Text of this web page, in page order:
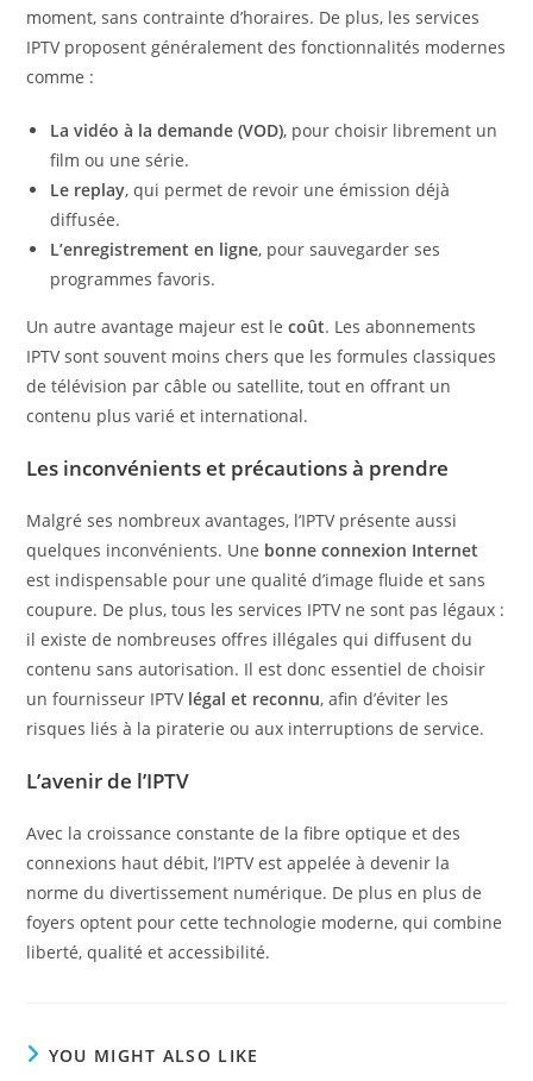
moment, sans contrainte d’horaires. De plus, les services
IPTV proposent généralement des fonctionnalités modernes
comme :
La vidéo à la demande (VOD), pour choisir librement un
film ou une série.
Le replay, qui permet de revoir une émission déjà
diffusée.
L’enregistrement en ligne, pour sauvegarder ses
programmes favoris.
Un autre avantage majeur est lecoût. Les abonnements
IPTV sont souvent moins chers que les formules classiques
de télévision par câble ou satellite, tout en offrant un
contenu plus varié et international.
Les inconvénients et précautions à prendre
Malgré ses nombreux avantages, l’IPTV présente aussi
quelques inconvénients. Une bonne connexion Internet
est indispensable pour une qualité d’image fluide et sans
coupure. De plus, tous les services IPTV ne sont pas légaux :
il existe de nombreuses offres illégales qui diffusent du
contenu sans autorisation. Il est donc essentiel de choisir
un fournisseur IPTV légal et reconnu, afin d’éviter les
risques liés à la piraterie ou aux interruptions de service.
L’avenir de l’IPTV
Avec la croissance constante de la fibre optique et des
connexions haut débit, l’IPTV est appelée à devenir la
norme du divertissement numérique. De plus en plus de
foyers optent pour cette technologie moderne, qui combine
liberté, qualité et accessibilité.
YOU MIGHT ALSO LIKE